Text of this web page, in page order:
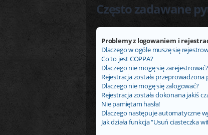
Często zadawane
Problemy z logowaniem i
Dlaczego w ogóle muszę się
Co to jest COPPA?
Dlaczego nie mogę się zarejestrować?
Rejestracja została
Dlaczego nie mogę się zalogować?
Rejestracja została dokonana jakiś
Nie pamiętam hasła!
Dlaczego następuje automatyczne
Jak działa funkcja “Usuń ciasteczka